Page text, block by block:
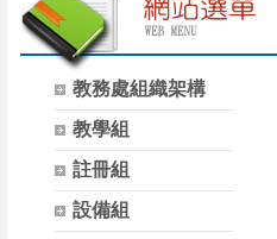
教務處組織架構
教學組
註冊組
設備組